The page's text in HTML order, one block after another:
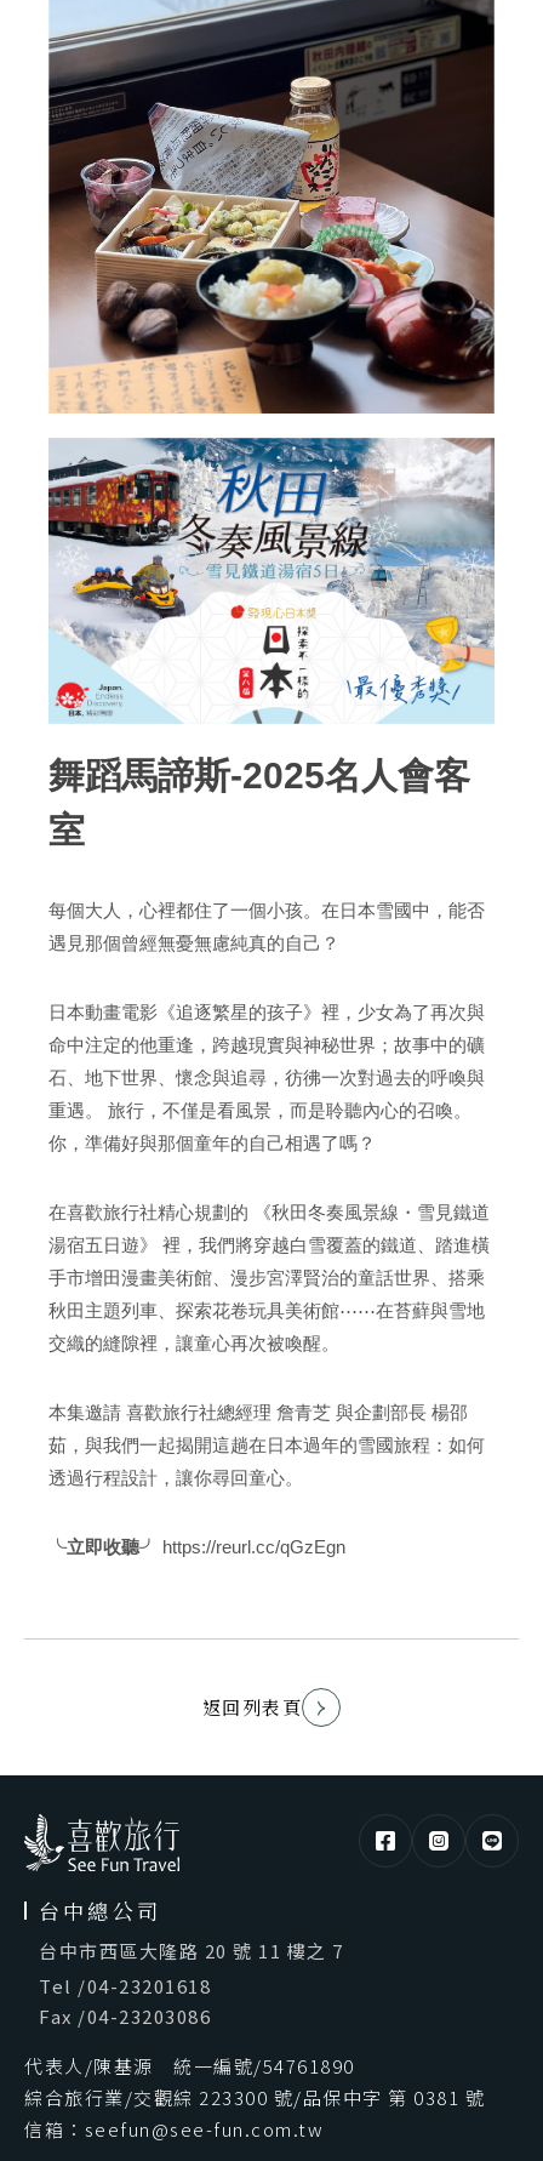
舞蹈馬諦斯-2025名人會客
室
每個大人，心裡都住了一個小孩。在日本雪國中，能否
遇見那個曾經無憂無慮純真的自己？
日本動畫電影《追逐繁星的孩子》裡，少女為了再次與
命中注定的他重逢，跨越現實與神秘世界；故事中的礦
石、地下世界、懷念與追尋，彷彿一次對過去的呼喚與
重遇。 旅行，不僅是看風景，而是聆聽內心的召喚。
你，準備好與那個童年的自己相遇了嗎？
在喜歡旅行社精心規劃的 《秋田冬奏風景線・雪見鐵道
湯宿五日遊》 裡，我們將穿越白雪覆蓋的鐵道、踏進橫
手市增田漫畫美術館、漫步宮澤賢治的童話世界、搭乘
秋田主題列車、探索花卷玩具美術館⋯⋯在苔蘚與雪地
交織的縫隙裡，讓童心再次被喚醒。
本集邀請 喜歡旅行社總經理 詹青芝 與企劃部長 楊邵
茹，與我們一起揭開這趟在日本過年的雪國旅程：如何
透過行程設計，讓你尋回童心。
╰立即收聽╯ https://reurl.cc/qGzEgn
返回列表頁
台中總公司
台中市西區大隆路 20 號 11 樓之 7
Tel /04-23201618
Fax /04-23203086
代表人/陳基源 統一編號/54761890
綜合旅行業/交觀綜 223300 號/品保中字 第 0381 號
信箱：seefun@see-fun.com.tw